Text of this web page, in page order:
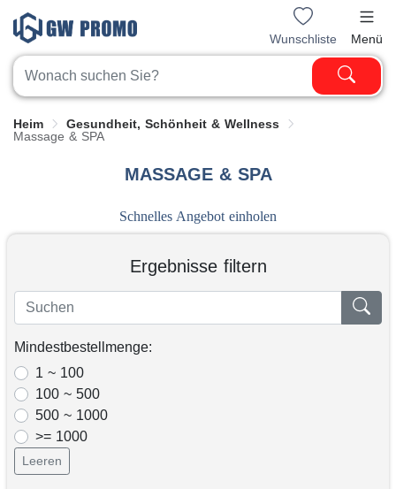
Wunschliste Menü
Heim
Gesundheit, Schönheit & Wellness
Massage & SPA
MASSAGE & SPA
Schnelles Angebot einholen
Ergebnisse filtern
Mindestbestellmenge:
1 ~ 100
100 ~ 500
500 ~ 1000
>= 1000
Leeren